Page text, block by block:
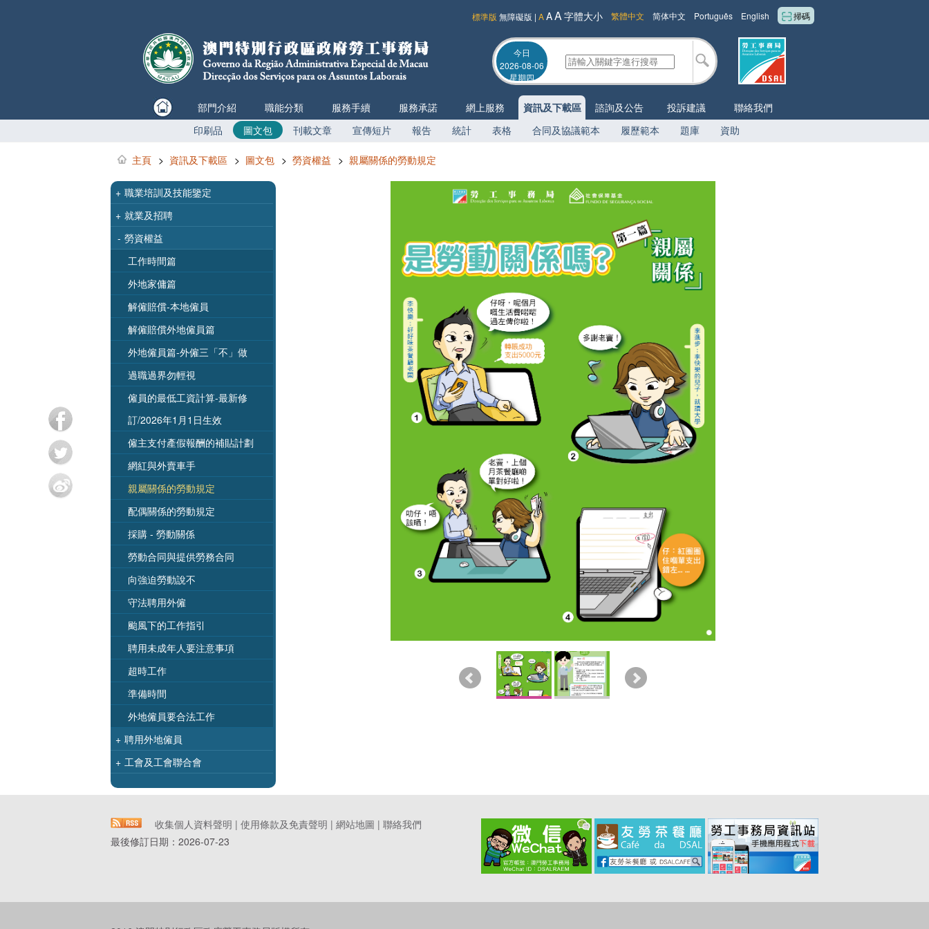
掃碼
English
Português
简体中文
繁體中文
標準版 無障礙版 | AAA字體大小
今日
2026-08-06
星期四
部門介紹 職能分類 服務手續 服務承諾 網上服務
資訊及下載區
印刷品
圖文包 刊載文章 宣傳短片 報告 統計 表格 合同及協議範本 履歷範本 題庫 資助
諮詢及公告 投訴建議 聯絡我們
主頁 > 資訊及下載區 > 圖文包 > 勞資權益 > 親屬關係的勞動規定
+ 職業培訓及技能鑒定
+ 就業及招聘
- 勞資權益
工作時間篇
外地家傭篇
解僱賠償-本地僱員
解僱賠償外地僱員篇
外地僱員篇-外僱三「不」做
過職過界勿輕視
僱員的最低工資計算-最新修
訂/2026年1月1日生效
僱主支付產假報酬的補貼計劃
網紅與外賣車手
親屬關係的勞動規定
配偶關係的勞動規定
採購 - 勞動關係
勞動合同與提供勞務合同
向強迫勞動說不
守法聘用外僱
颱風下的工作指引
聘用未成年人要注意事項
超時工作
準備時間
外地僱員要合法工作
+ 聘用外地僱員
+ 工會及工會聯合會
收集個人資料聲明 | 使用條款及免責聲明 | 網站地圖 | 聯絡我們
最後修訂日期： 2026-07-23